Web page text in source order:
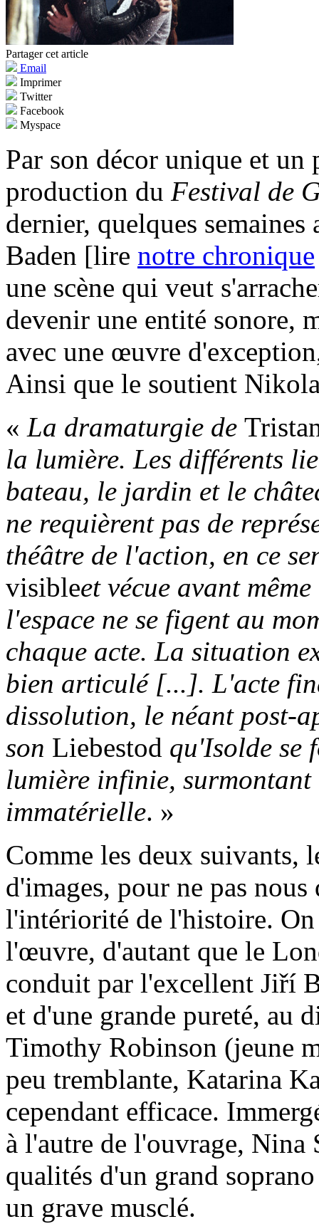
Partager cet article
Email
Imprimer
Twitter
Facebook
Myspace
Par son décor unique et un
production du Festival de
dernier, quelques semaines
Baden [lire notre chronique
une scène qui veut
devenir une entité sonore,
avec une œuvre
Ainsi que le soutient
« La dramaturgie de
la lumière. Les différents
bateau, le jardin et le
ne requièrent pas de
théâtre de l'action, en ce
visibleet vécue avant
l'espace ne se figent au
chaque acte. La situation
bien articulé [...]. L'acte
dissolution, le néant post-
son Liebestod qu'Isolde se
lumière infinie, surmontant
immatérielle. »
Comme les deux suivants,
d'images, pour ne pas
l'intériorité de l'histoire.
l'œuvre, d'autant que le
conduit par l'excellent Jiří
et d'une grande pureté, au
Timothy Robinson (jeune
peu tremblante, Katarina
cependant efficace.
à l'autre de l'ouvrage, Nina
qualités d'un grand
un grave musclé.